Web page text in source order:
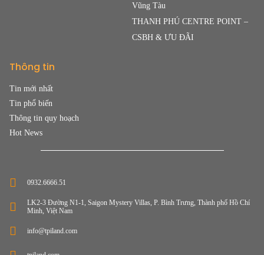
Vũng Tàu
THANH PHÚ CENTRE POINT –
CSBH & ƯU ĐÃI
Thông tin
Tin mới nhất
Tin phổ biến
Thông tin quy hoạch
Hot News
0932.6666.51
LK2-3 Đường N1-1, Saigon Mystery Villas, P. Bình Trưng, Thành phố Hồ Chí
Minh, Việt Nam
info@tpiland.com